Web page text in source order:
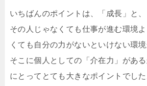
いちばんのポイントは、「成長」と、
その人じゃなくても仕事が進む環境
くても自分の力がないといけない環境
そこに個人としての「介在力」があ
にとってとても大きなポイントでした